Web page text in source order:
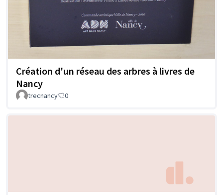
Création d'un réseau des arbres à livres de
Nancy
trecnancy 0